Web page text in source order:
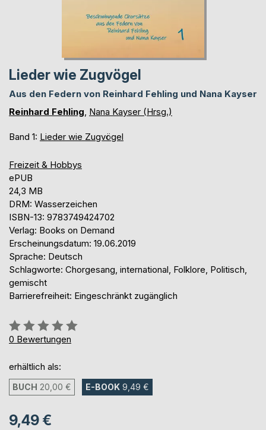
Lieder wie Zugvögel
Aus den Federn von Reinhard Fehling und Nana Kayser
Reinhard Fehling Nana Kayser (Hrsg.)
Band 1: Lieder wie Zugvögel
Freizeit & Hobbys
ePUB
24,3 MB
DRM: Wasserzeichen
ISBN-13: 9783749424702
Verlag: Books on Demand
Erscheinungsdatum: 19.06.2019
Sprache: Deutsch
Schlagworte: Chorgesang, international, Folklore, Politisch,
gemischt
Barrierefreiheit: Eingeschränkt zugänglich
Bewertung::
0%
0 Bewertungen
erhältlich als:
BUCH 20,00 € E-BOOK 9,49 €
9,49 €